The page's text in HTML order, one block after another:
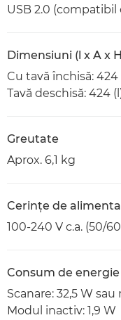
USB 2.0 (compatibil
Dimensiuni (l x A x
Cu tavă închisă: 424
Tavă deschisă: 424
Greutate
Aprox. 6,1 kg
Cerinţe de
100-240 V c.a. (50/
Consum de energie
Scanare: 32,5 W
Modul inactiv: 1,9 W